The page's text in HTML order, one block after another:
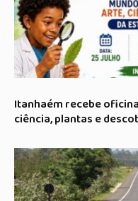
Itanhaém recebe
ciência, plantas e